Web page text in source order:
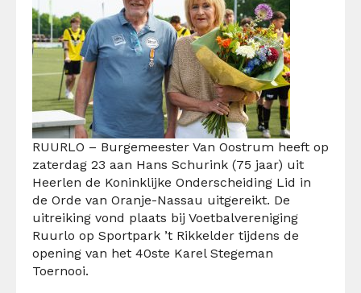
RUURLO – Burgemeester Van Oostrum heeft op
zaterdag 23 aan Hans Schurink (75 jaar) uit
Heerlen de Koninklijke Onderscheiding Lid in
de Orde van Oranje-Nassau uitgereikt. De
uitreiking vond plaats bij Voetbalvereniging
Ruurlo op Sportpark ’t Rikkelder tijdens de
opening van het 40ste Karel Stegeman
Toernooi.